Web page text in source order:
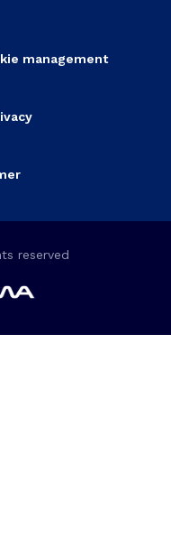
management
reserved